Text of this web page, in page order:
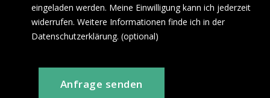
eingeladen werden. Meine Einwilligung kann ich jederzeit
widerrufen. Weitere Informationen finde ich in der
Datenschutzerklärung. (optional)
Anfrage senden